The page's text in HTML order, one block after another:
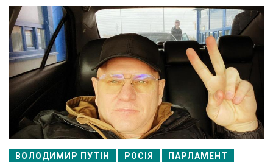
ВОЛОДИМИР ПУТІН РОСІЯ ПАРЛАМЕНТ